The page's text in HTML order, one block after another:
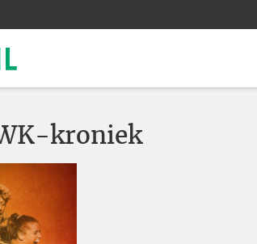
kroniek